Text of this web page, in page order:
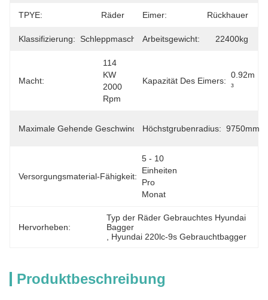
TPYE: Räder Eimer: Rückhauer
Klassifizierung: SchleppmaschineArbeitsgewicht: 22400kg
Macht:
114
KW
2000
Rpm
Kapazität Des Eimers:
0.92m
³
Maximale Gehende Geschwindigkeit:
Km/h
Höchstgrubenradius: 9750mm
Versorgungsmaterial-Fähigkeit:
5 - 10
Einheiten
Pro
Monat
Hervorheben:
Typ der Räder Gebrauchtes Hyundai
Bagger
Hyundai 220lc-9s Gebrauchtbagger
Produktbeschreibung